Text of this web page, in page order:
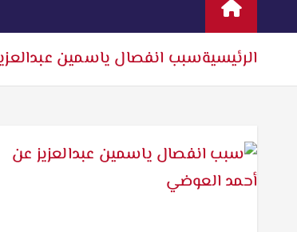
إ
الرئيسيةسبب انفصال ياسمين